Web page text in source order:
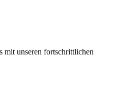
mit unseren fortschrittlichen